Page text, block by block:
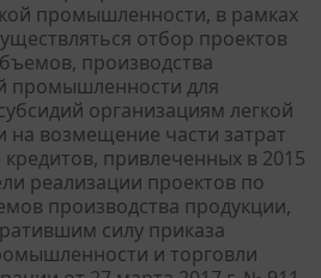
промышленности, в рамках
отбор проектов
производства
промышленности для
организациям легкой
возмещение части затрат
привлеченных в 2015
реализации проектов по
производства продукции,
силу приказа
и торговли